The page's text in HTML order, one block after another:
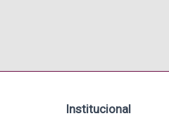
Institucional